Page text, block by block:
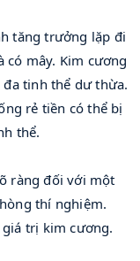
tăng trưởng lặp đi
có mây. Kim cương
đa tinh thể dư thừa.
rẻ tiền có thể bị
thể.
ràng đối với một
thí nghiệm.
trị kim cương.